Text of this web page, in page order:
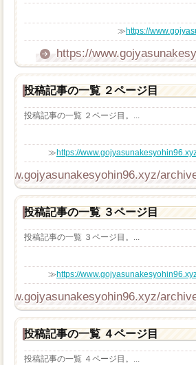
≫https://
https://
投稿記事の一覧 ２ページ目
投稿記事の一覧 ２ページ目。...
≫https://
投稿記事の一覧 ３ページ目
投稿記事の一覧 ３ページ目。...
≫https://
投稿記事の一覧 ４ページ目
投稿記事の一覧 ４ページ目。...